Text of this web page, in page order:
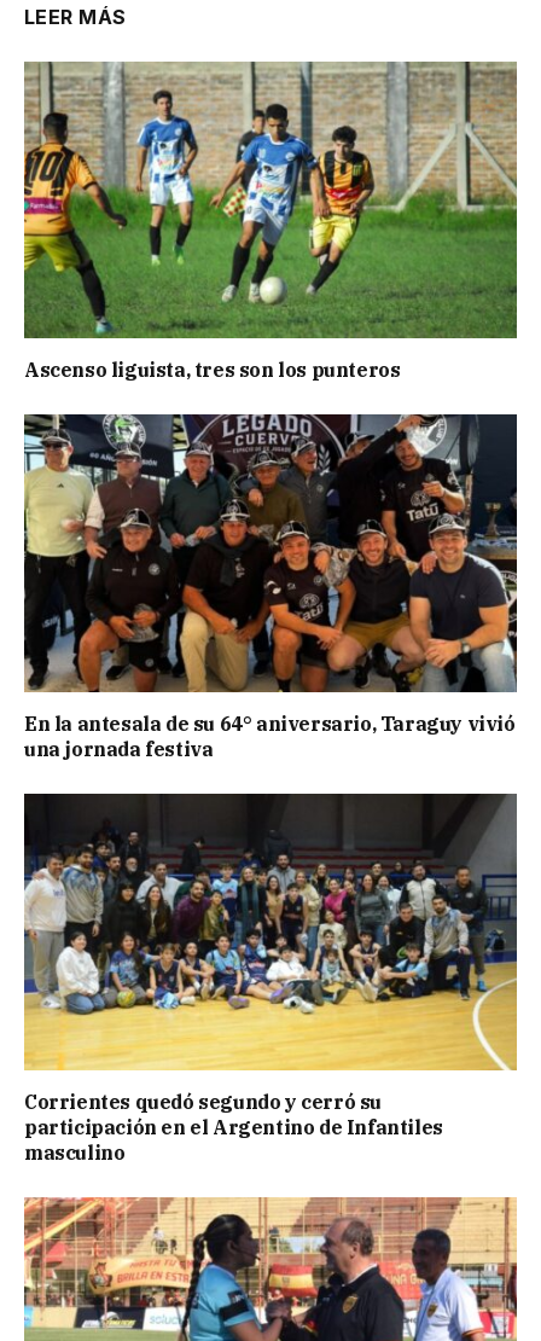
LEER MÁS
Ascenso liguista, tres son los punteros
En la antesala de su 64° aniversario, Taraguy vivió
una jornada festiva
Corrientes quedó segundo y cerró su
participación en el Argentino de Infantiles
masculino